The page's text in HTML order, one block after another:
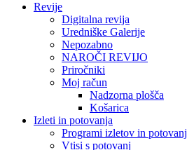
Revije
Digitalna revija
Uredniške Galerije
Nepozabno
NAROČI REVIJO
Priročniki
Moj račun
Nadzorna plošča
Košarica
Izleti in potovanja
Programi izletov in potovanj
Vtisi s potovanj